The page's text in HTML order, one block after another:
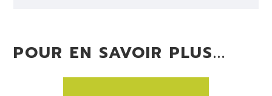
POUR EN SAVOIR PLUS...